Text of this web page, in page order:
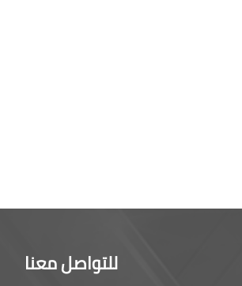
للتواصل معنا